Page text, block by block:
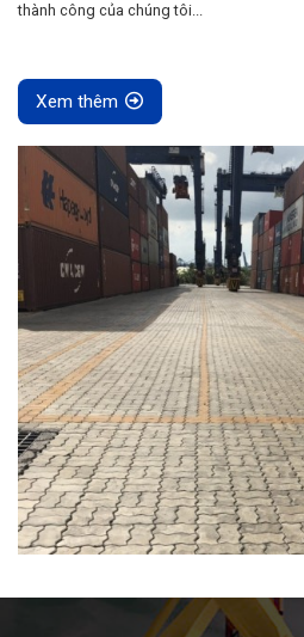
thành công của chúng tôi...
Xem thêm